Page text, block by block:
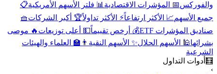
والفوركس📅 المؤشرات الاقتصادية 📊 فلتر الأسهم الأمريكية📋
جميع الأسهم📈 الأكثر ارتفاعاً⚡ الأكثر تداولاً🏆 أكبر الشركات🧺
صناديق المؤشرات ETF
💰 أرخص تقييماً💵 أعلى توزيعات 🔥 موصى
بشرائها🕌 الأسهم الحلال✨ الأسهم النقية 👨‍🏫 العلماء والهيئات
الشرعية
🧮 أدوات التداول
›